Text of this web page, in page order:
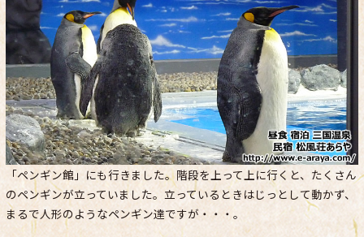
「ペンギン館」にも行きました。階段を上って上に行くと、たくさん
のペンギンが立っていました。立っているときはじっとして動かず、
まるで人形のようなペンギン達ですが・・・。